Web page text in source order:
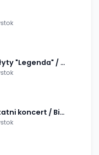
Białystok
"Legenda" / Białystok,
Białystok
koncert / Białystok,
Białystok